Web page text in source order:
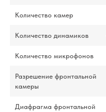
Количество камер
Количество динамиков
Количество микрофонов
Разрешение фронтальной
камеры
Диафрагма фронтальной